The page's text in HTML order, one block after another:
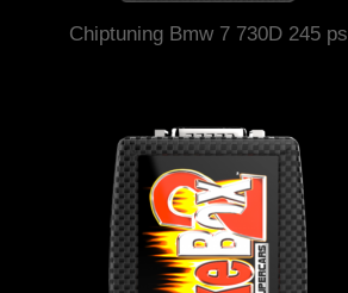
Chiptuning Bmw 7 730D 245 ps